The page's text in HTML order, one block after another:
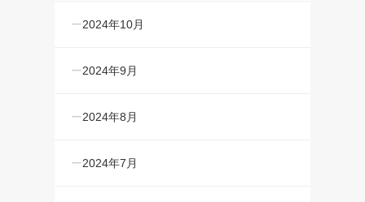
2024年10月
2024年9月
2024年8月
2024年7月